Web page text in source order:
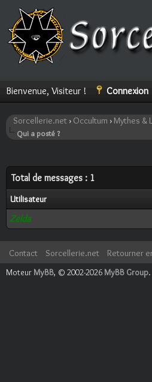
Bienvenue, Visiteur ! Connexion
Sorcellerie.net › Occultum ›Mythes &
Qui a posté ?
Total de messages : 1
Utilisateur
Zelda
Contact Sorcellerie.net Retourner
Moteur MyBB, © 2002-2026 MyBB Group.